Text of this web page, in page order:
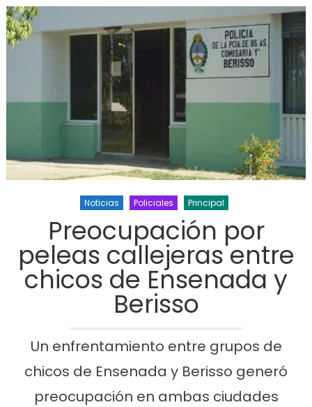
Noticias Policiales Principal
Preocupación por
peleas callejeras entre
chicos de Ensenada y
Berisso
Un enfrentamiento entre grupos de
chicos de Ensenada y Berisso generó
preocupación en ambas ciudades